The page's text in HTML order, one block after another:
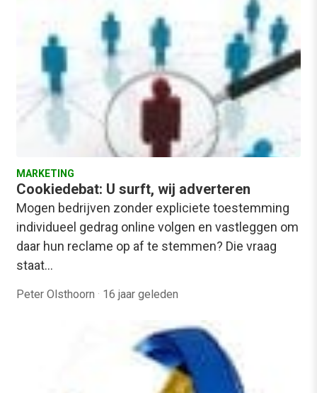
MARKETING
Cookiedebat: U surft, wij adverteren
Mogen bedrijven zonder expliciete toestemming
individueel gedrag online volgen en vastleggen om
daar hun reclame op af te stemmen? Die vraag
staat…
Peter Olsthoorn · 16 jaar geleden